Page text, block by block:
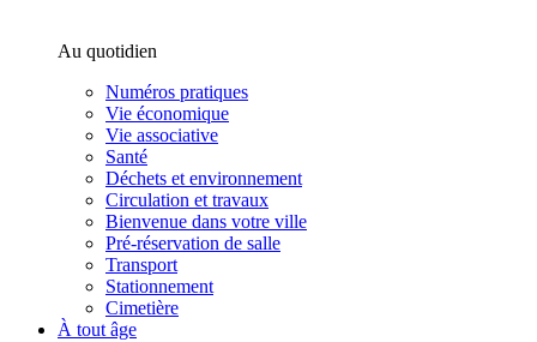
Au quotidien
Numéros pratiques
Vie économique
Vie associative
Santé
Déchets et environnement
Circulation et travaux
Bienvenue dans votre ville
Pré-réservation de salle
Transport
Stationnement
Cimetière
À tout âge